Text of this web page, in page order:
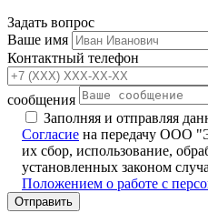
Задать вопрос
Ваше имя
Контактный телефон
сообщения
Заполняя и отправляя
Согласие на передачу ООО
их сбор, использование,
установленных законом
Положением о работе с